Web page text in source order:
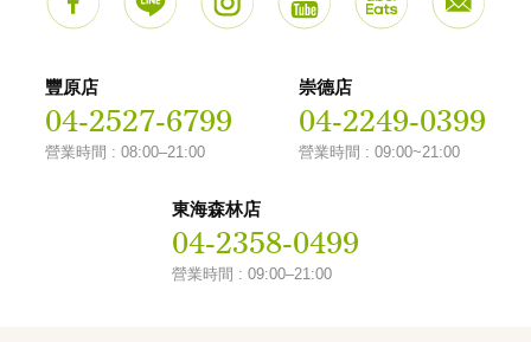
豐原店
04-2527-6799
營業時間 : 08:00–21:00
崇德店
04-2249-0399
營業時間 : 09:00~21:00
東海森林店
04-2358-0499
營業時間 : 09:00–21:00